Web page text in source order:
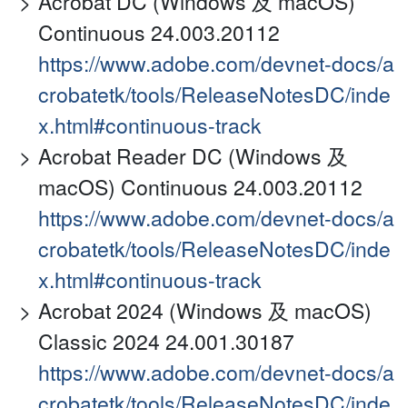
Continuous 24.003.20112
https://www.adobe.com/devnet-docs/a
crobatetk/tools/ReleaseNotesDC/inde
x.html#continuous-track
Acrobat Reader DC (Windows 及
macOS) Continuous 24.003.20112
https://www.adobe.com/devnet-docs/a
crobatetk/tools/ReleaseNotesDC/inde
x.html#continuous-track
Acrobat 2024 (Windows 及 macOS)
Classic 2024 24.001.30187
https://www.adobe.com/devnet-docs/a